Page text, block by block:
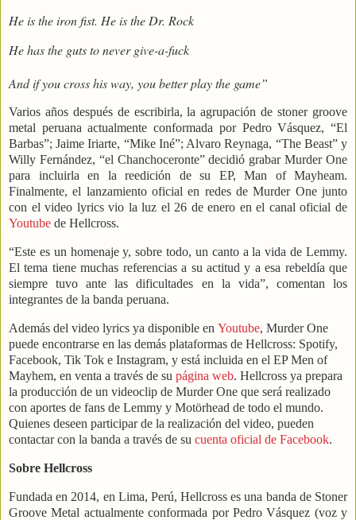
He is the iron fist. He is the Dr. Rock
He has the guts to never give-a-fuck
And if you cross his way, you better play the game”
Varios años después de escribirla, la agrupación de stoner groove
metal peruana actualmente conformada por Pedro Vásquez, “El
Barbas”; Jaime Iriarte, “Mike Iné”; Alvaro Reynaga, “The Beast” y
Willy Fernández, “el Chanchoceronte” decidió grabar Murder One
para incluirla en la reedición de su EP, Man of Mayheam.
Finalmente, el lanzamiento oficial en redes de Murder One junto
con el video lyrics vio la luz el 26 de enero en el canal oficial de
Youtube de Hellcross.
“Este es un homenaje y, sobre todo, un canto a la vida de Lemmy.
El tema tiene muchas referencias a su actitud y a esa rebeldía que
siempre tuvo ante las dificultades en la vida”, comentan los
integrantes de la banda peruana.
Además del video lyrics ya disponible en Youtube, Murder One
puede encontrarse en las demás plataformas de Hellcross: Spotify,
Facebook, Tik Tok e Instagram, y está incluida en el EP Men of
Mayhem, en venta a través de su página web. Hellcross ya prepara
la producción de un videoclip de Murder One que será realizado
con aportes de fans de Lemmy y Motörhead de todo el mundo.
Quienes deseen participar de la realización del video, pueden
contactar con la banda a través de su cuenta oficial de Facebook.
Sobre Hellcross
Fundada en 2014, en Lima, Perú, Hellcross es una banda de Stoner
Groove Metal actualmente conformada por Pedro Vásquez (voz y